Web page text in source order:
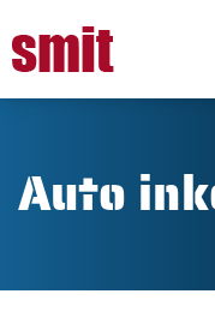
Auto